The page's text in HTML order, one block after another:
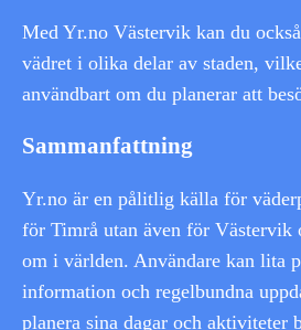
Med Yr.no Västervik kan du
vädret i olika delar av staden,
användbart om du planerar att
Sammanfattning
Yr.no är en pålitlig källa för
för Timrå utan även för Västervik
om i världen. Användare kan lita
information och regelbundna
planera sina dagar och aktiviteter